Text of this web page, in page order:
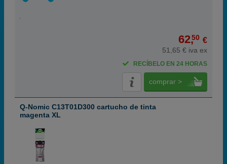
62,50 €
51,65 € iva ex
RECÍBELO EN 24 HORAS
comprar >
Q-Nomic C13T01D300 cartucho de tinta
magenta XL